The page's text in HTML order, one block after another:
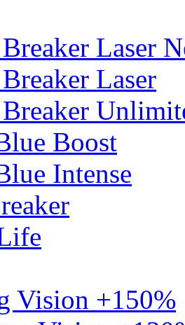
Laser
Laser
Boost
Intense
Vision +150%